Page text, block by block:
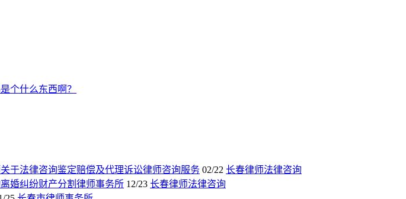
个什么东西啊？
于法律咨询鉴定赔偿及代理诉讼律师咨询服务 02/22 长春律师法律咨询
婚纠纷财产分割律师事务所 12/23 长春律师法律咨询